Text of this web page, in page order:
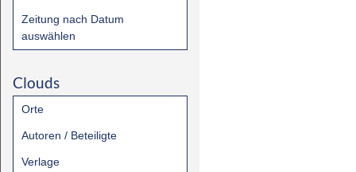
Zeitung nach Datum
auswählen
Clouds
Orte
Autoren / Beteiligte
Verlage